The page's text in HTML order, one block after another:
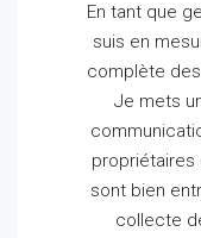
En tant que
suis en
complète
Je mets
propriétaires
sont bien
collecte